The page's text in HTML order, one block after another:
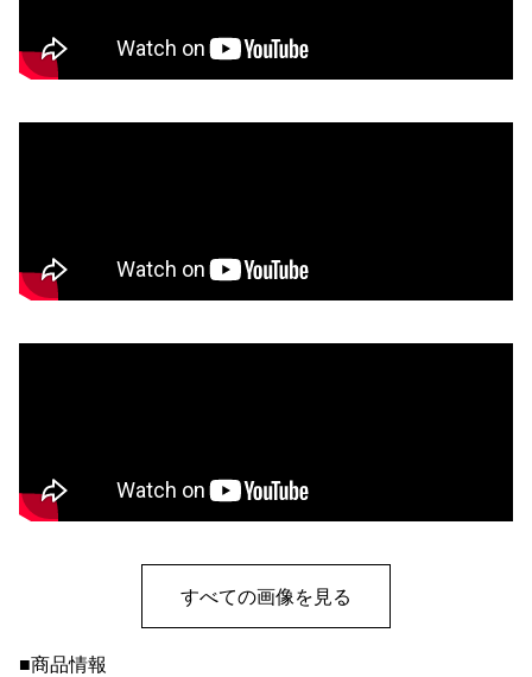
すべての画像を見る
■商品情報